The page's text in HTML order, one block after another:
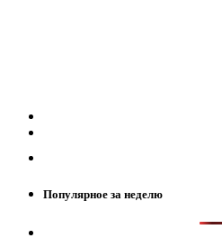
Популярное за неделю